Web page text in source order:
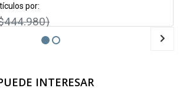
por:
AGRÉGALOS AL CARRITO
INTERESAR